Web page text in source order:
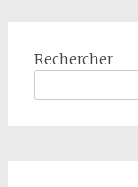
Rechercher